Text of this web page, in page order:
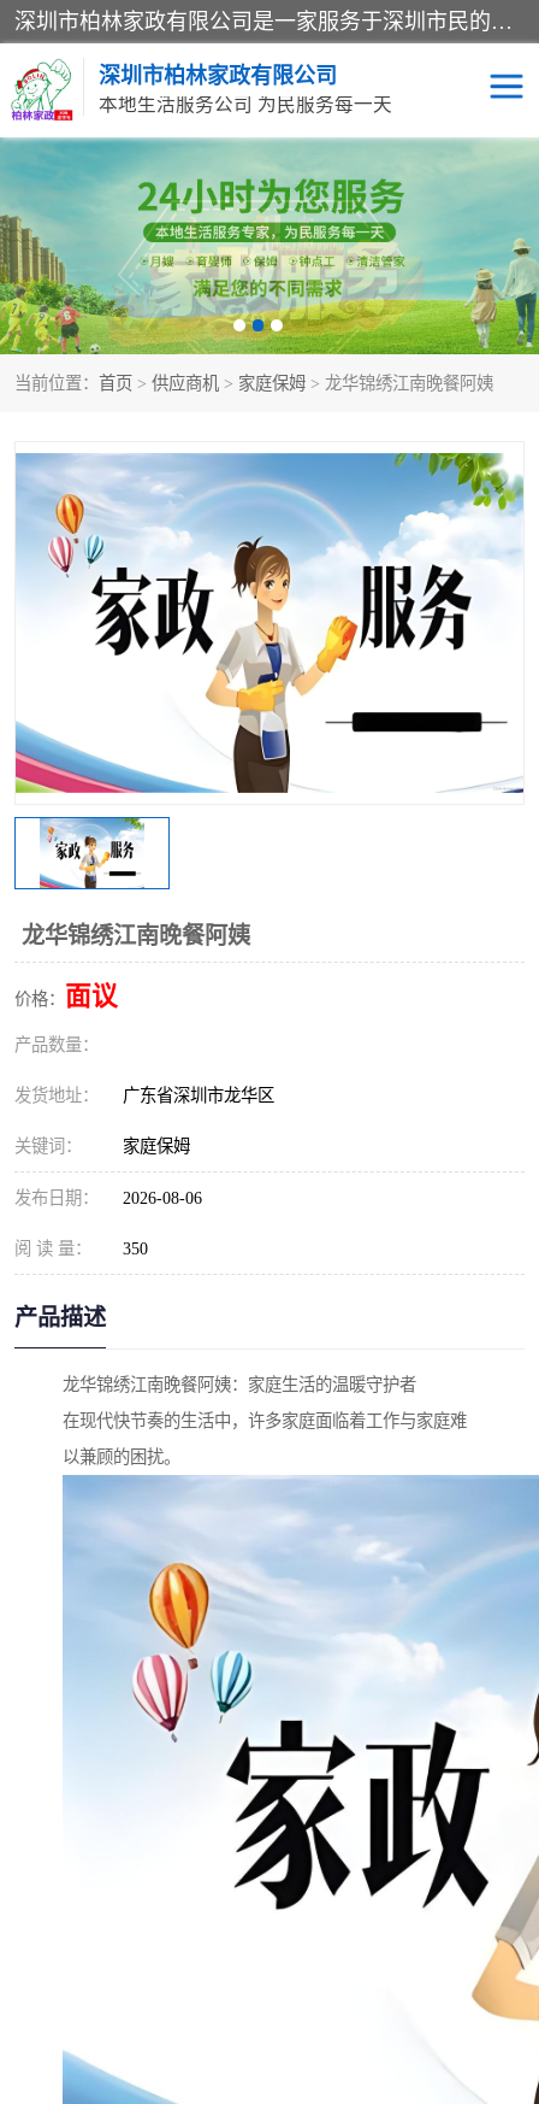
深圳市柏林家政有限公司是一家服务于深圳市民的专业家政公司。致力于为客户提供高质量、多维度的家庭服务，包括养老、母婴、月嫂育婴早教、康复理疗、家电清洗和保洁等方面的专业服务。
深圳市柏林家政有限公司
本地生活服务公司 为民服务每一天
当前位置： 首页 > 供应商机 > 家庭保姆 > 龙华锦绣江南晚餐阿姨
龙华锦绣江南晚餐阿姨
价格： 面议
产品数量：
发货地址： 广东省深圳市龙华区
关键词： 家庭保姆
发布日期： 2026-08-06
阅 读 量： 350
产品描述
龙华锦绣江南晚餐阿姨：家庭生活的温暖守护者
在现代快节奏的生活中，许多家庭面临着工作与家庭难
以兼顾的困扰。
家居保洁 护工月嫂
家庭保姆 家政服务